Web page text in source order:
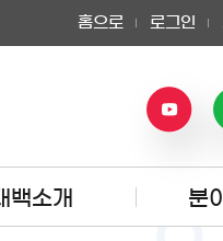
홈으로 로그인
백소개 분